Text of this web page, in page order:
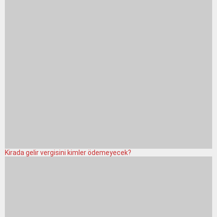
Kirada gelir vergisini kimler ödemeyecek?